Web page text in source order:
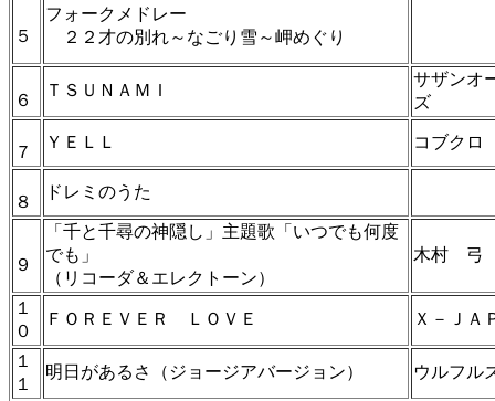
５
フォークメドレー
２２才の別れ～なごり雪～岬めぐり
６
ＴＳＵＮＡＭＩ
サザンオ
ズ
７
ＹＥＬＬ コブクロ
８
ドレミのうた
９
「千と千尋の神隠し」主題歌「いつでも何度
でも」
（リコーダ＆エレクトーン）
木村 弓
１
０
ＦＯＲＥＶＥＲ ＬＯＶＥ Ｘ－ＪＡ
１
１
明日があるさ（ジョージアバージョン） ウルフル